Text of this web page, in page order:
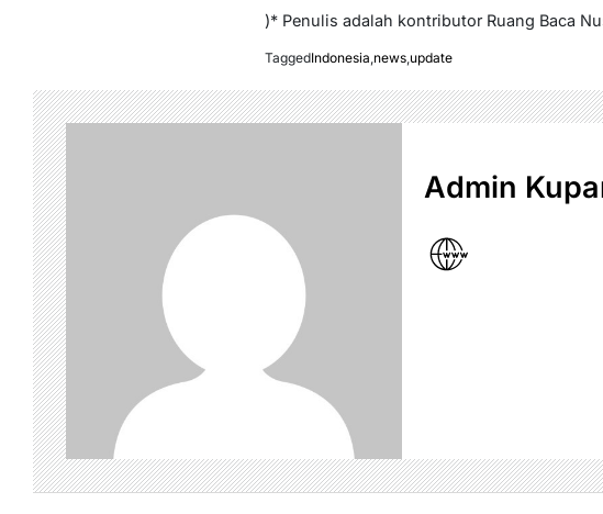
)* Penulis adalah kontributor Ruang Baca
TaggedIndonesia,news,update
Admin